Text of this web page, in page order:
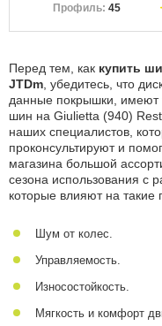
45
Перед тем, как купить
JTDm , убедитесь, что
данные покрышки, имеют
шин на Giulietta (940)
наших специалистов,
проконсультируют и
магазина большой
сезона использования с
которые влияют на такие
Шум от колес.
Управляемость.
Износостойкость.
Мягкость и комфорт